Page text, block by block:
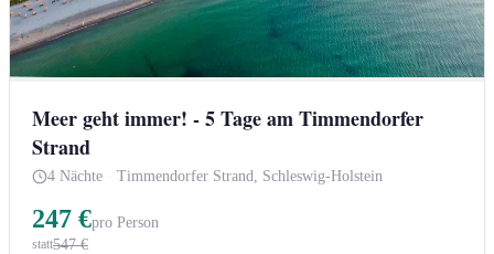
Meer geht immer! - 5 Tage am Timmendorfer
Strand
4 Nächte · Timmendorfer Strand, Schleswig-Holstein
247 €pro Person
statt547 €